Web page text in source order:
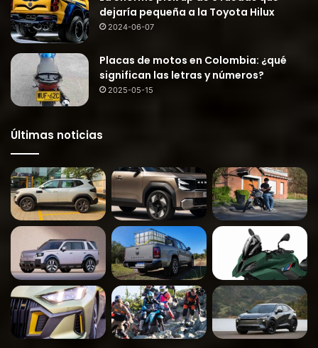
dejaría pequeña a la Toyota Hilux
2024-06-07
Placas de motos en Colombia: ¿qué
significan las letras y números?
2025-05-15
Últimas noticias